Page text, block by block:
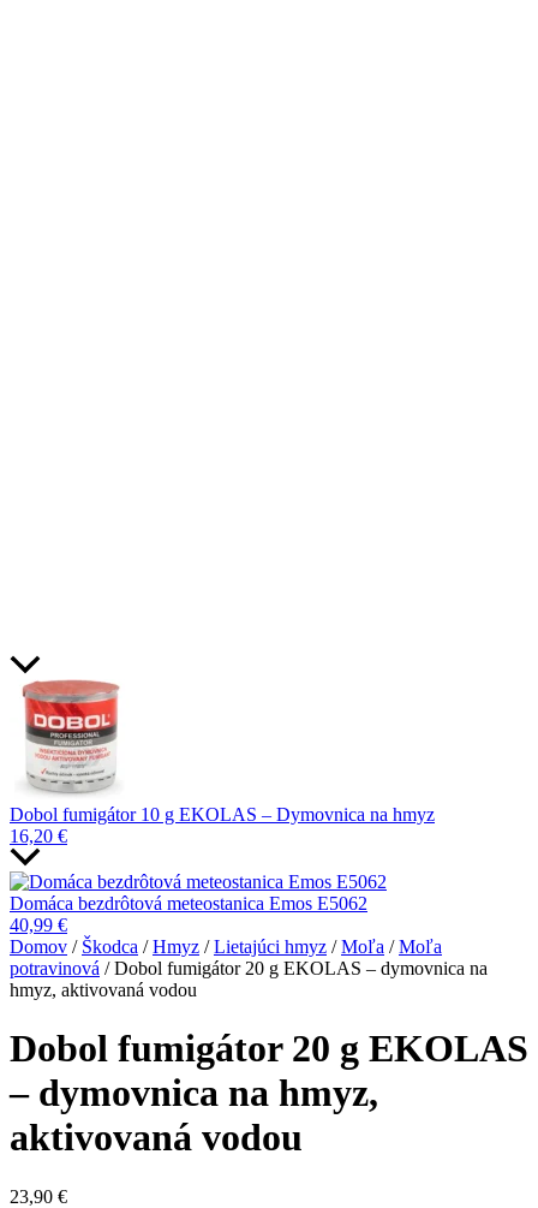
Dobol fumigátor 10 g EKOLAS – Dymovnica na hmyz
16,20 €
Domáca bezdrôtová meteostanica Emos E5062
40,99 €
Domov / Škodca /Hmyz /Lietajúci hmyz /Moľa /Moľa
potravinová / Dobol fumigátor 20 g EKOLAS – dymovnica na
hmyz, aktivovaná vodou
Dobol fumigátor 20 g EKOLAS
– dymovnica na hmyz,
aktivovaná vodou
23,90 €